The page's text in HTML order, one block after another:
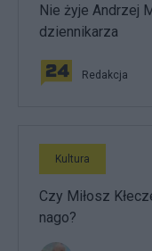
Nie żyje Andrzej
dziennikarza
Redakcja
Kultura
Czy Miłosz
nago?